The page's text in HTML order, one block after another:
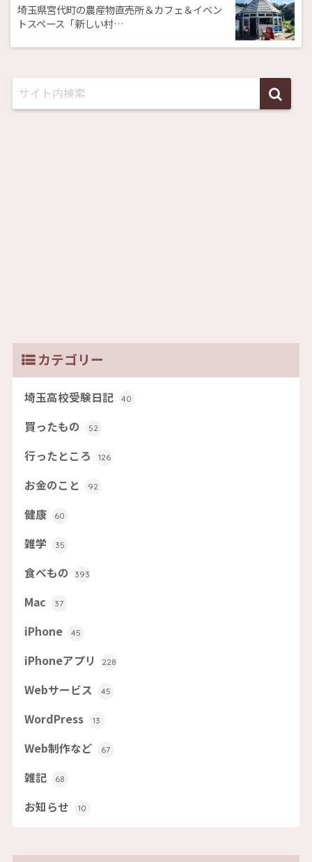
埼玉県宮代町の農産物直売所＆カフェ＆イベン
トスペース「新しい村…
カテゴリー
埼玉高校受験日記 40
買ったもの 52
行ったところ 126
お金のこと 92
健康 60
雑学 35
食べもの 393
Mac 37
iPhone 45
iPhoneアプリ 228
Webサービス 45
WordPress 13
Web制作など 67
雑記 68
お知らせ 10